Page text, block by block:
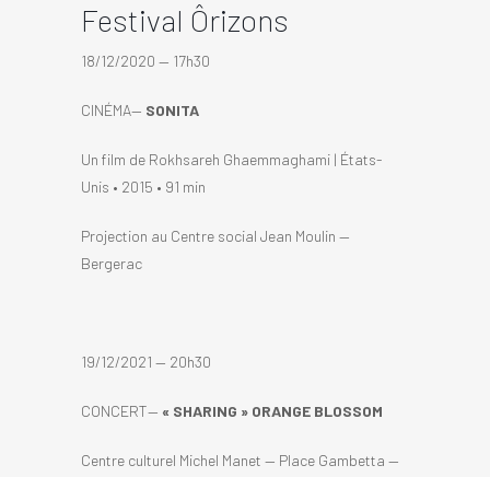
Festival Ôrizons
18/12/2020 — 17h30
CINÉMA— SONITA
Un film de Rokhsareh Ghaemmaghami | États-
Unis • 2015 • 91 min
Projection au Centre social Jean Moulin —
Bergerac
19/12/2021 — 20h30
CONCERT— « SHARING » ORANGE BLOSSOM
Centre culturel Michel Manet — Place Gambetta —